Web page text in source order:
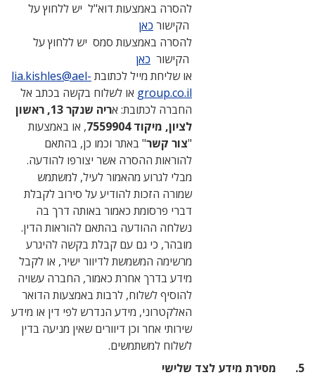
להסרה באמצעות דוא"ל יש ללחוץ על
להסרה באמצעות סמס יש ללחוץ על
או שליחת מייל לכתובתlia.kishles@ael-
או לשלוח בקשה בכתב אל
ריה שנקר 13, ראשון
, או באמצעות
" באתר וכמו כן, בהתאם
להוראות ההסרה אשר יצורפו להודעה.
מבלי לגרוע מהאמור לעיל, למשתמש
שמורה הזכות להודיע על סירוב לקבלת
דברי פרסומת כאמור באותה דרך בה
נשלחה ההודעה בהתאם להוראות הדין.
מובהר, כי גם עם קבלת בקשה להיגרע
מרשימה המשמשת לדיוור ישיר, או לקבל
מידע בדרך אחרת כאמור, החברה עשויה
להוסיף לשלוח, לרבות באמצעות הדואר
האלקטרוני, מידע הנדרש לפי דין או מידע
שירותי אחר וכן דיוורים שאין מניעה בדין
לצד שלישי